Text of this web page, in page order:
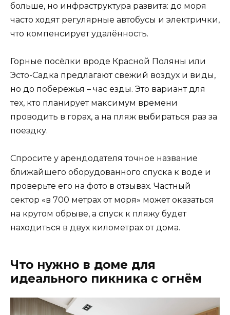
больше, но инфраструктура развита: до моря
часто ходят регулярные автобусы и электрички,
что компенсирует удалённость.
Горные посёлки вроде Красной Поляны или
Эсто-Садка предлагают свежий воздух и виды,
но до побережья – час езды. Это вариант для
тех, кто планирует максимум времени
проводить в горах, а на пляж выбираться раз за
поездку.
Спросите у арендодателя точное название
ближайшего оборудованного спуска к воде и
проверьте его на фото в отзывах. Частный
сектор «в 700 метрах от моря» может оказаться
на крутом обрыве, а спуск к пляжу будет
находиться в двух километрах от дома.
Что нужно в доме для
идеального пикника с огнём